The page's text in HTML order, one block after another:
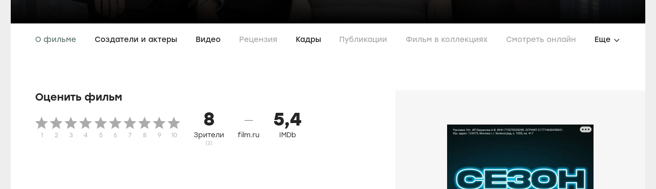
О фильме Создатели и актеры Видео Рецензия Кадры Публикации Фильм в коллекциях Смотреть онлайн Еще
Оценить фильм
1 2 3 4 5 6 7 8 9 10
8
Зрители
(2)
—
film.ru
5,4
IMDb